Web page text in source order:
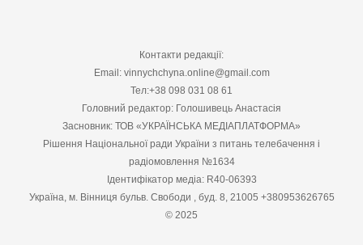
Контакти редакції:
Email: vinnychchyna.online@gmail.com
Тел:+38 098 031 08 61
Головний редактор: Голошивець Анастасія
Засновник: ТОВ «УКРАЇНСЬКА МЕДІАПЛАТФОРМА»
Рішення Національної ради України з питань телебачення і
радіомовлення №1634
Ідентифікатор медіа: R40-06393
Україна, м. Вінниця бульв. Свободи , буд. 8, 21005 +380953626765
© 2025